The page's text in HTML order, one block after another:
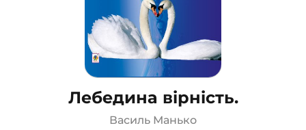
Лебедина вірність.
Василь Манько